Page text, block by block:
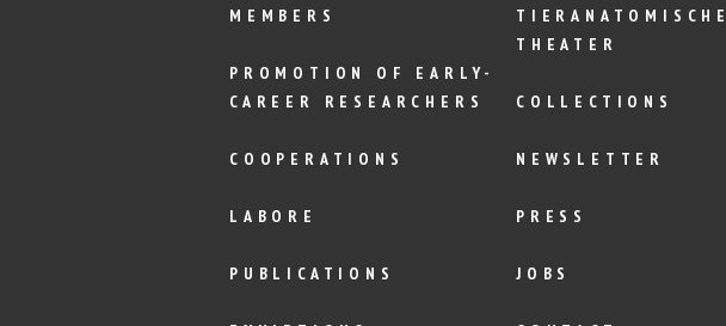
MEMBERS
PROMOTION OF EARLY-
CAREER RESEARCHERS
COOPERATIONS
LABORE
PUBLICATIONS
THEATER
COLLECTIONS
NEWSLETTER
PRESS
JOBS